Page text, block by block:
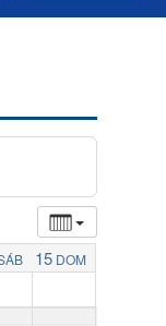
15 DOM